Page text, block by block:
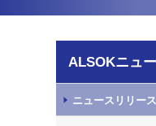
ALSOKニュ
ニュースリリース